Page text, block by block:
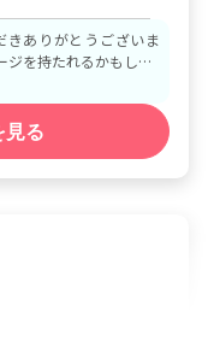
きありがとうございま
ジを持たれるかもし…
見る